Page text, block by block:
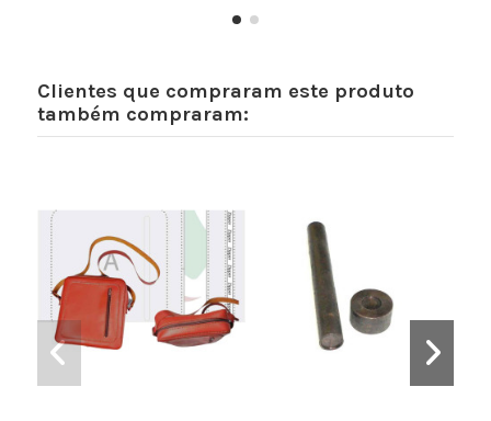
Clientes que compraram este produto
também compraram: